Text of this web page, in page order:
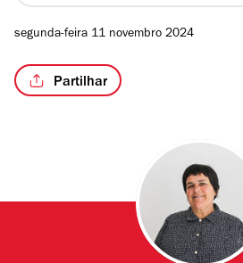
segunda-feira 11 novembro 2024
Partilhar